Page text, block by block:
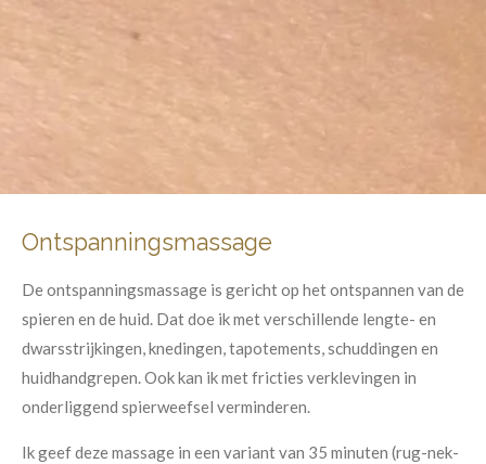
Ontspanningsmassage
De ontspanningsmassage is gericht op het ontspannen van de
spieren en de huid. Dat doe ik met verschillende lengte- en
dwarsstrijkingen, knedingen, tapotements, schuddingen en
huidhandgrepen. Ook kan ik met fricties verklevingen in
onderliggend spierweefsel verminderen.
Ik geef deze massage in een variant van 35 minuten (rug-nek-